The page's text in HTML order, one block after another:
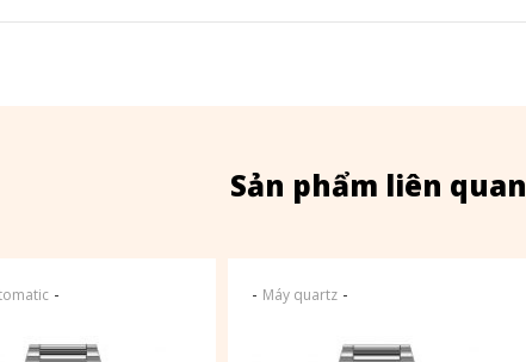
Sản phẩm liên quan
- - Máy quartz-